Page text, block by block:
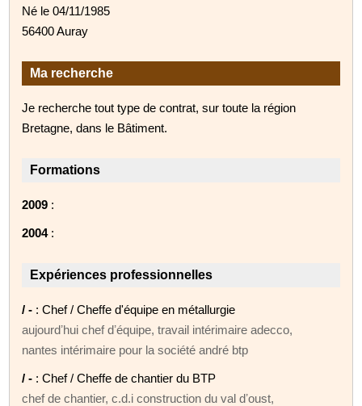
Né le 04/11/1985
56400 Auray
Ma recherche
Je recherche tout type de contrat, sur toute la région
Bretagne, dans le Bâtiment.
Formations
2009 :
2004:
Expériences professionnelles
/ - : Chef / Cheffe d'équipe en métallurgie
aujourdʼhui chef dʼéquipe, travail intérimaire adecco,
nantes intérimaire pour la société andré btp
/ - : Chef / Cheffe de chantier du BTP
chef de chantier, c.d.i construction du val dʼoust,